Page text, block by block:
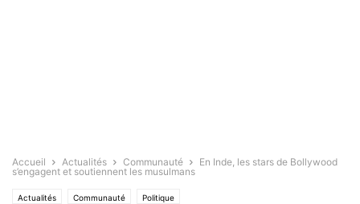
Accueil Actualités Communauté
En Inde, les stars de Bollywood
s’engagent et soutiennent les musulmans
Actualités Communauté Politique